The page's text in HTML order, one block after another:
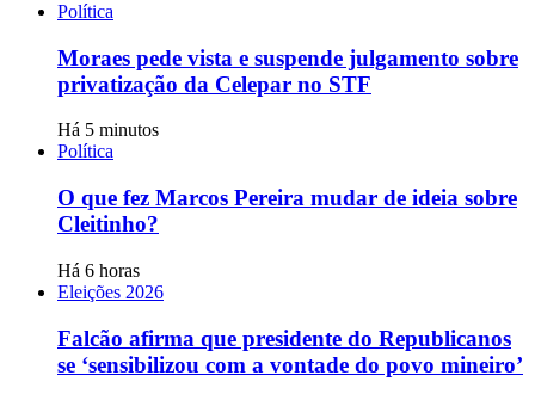
Política
Moraes pede vista e suspende julgamento sobre
privatização da Celepar no STF
Há 5 minutos
Política
O que fez Marcos Pereira mudar de ideia sobre
Cleitinho?
Há 6 horas
Eleições 2026
Falcão afirma que presidente do Republicanos
se ‘sensibilizou com a vontade do povo mineiro’